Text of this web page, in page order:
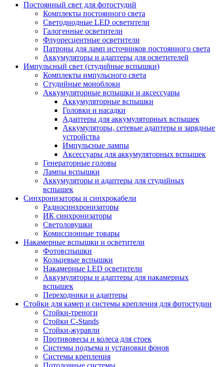
Постоянный свет для фотостудий
Комплекты постоянного света
Светодиодные LED осветители
Галогенные осветители
Флуоресцентные осветители
Патроны для ламп источников постоянного света
Аккумуляторы и адаптеры для осветителей
Импульсный свет (студийные вспышки)
Комплекты импульсного света
Студийные моноблоки
Аккумуляторные вспышки и аксессуары
Аккумуляторные вспышки
Головки и насадки
Адаптеры для аккумуляторных вспышек
Аккумуляторы, сетевые адаптеры и зарядные
устройства
Импульсные лампы
Аксессуары для аккумуляторных вспышек
Генераторные головы
Лампы вспышки
Аккумуляторы и адаптеры для студийных
вспышек
Синхронизаторы и синхрокабели
Радиосинхронизаторы
ИК синхронизаторы
Светоловушки
Комиссионные товары
Накамерные вспышки и осветители
Фотовспышки
Кольцевые вспышки
Накамерные LED осветители
Аккумуляторы и адаптеры для накамерных
вспышек
Переходники и адаптеры
Стойки для камер и системы крепления для фотостудии
Стойки-треноги
Стойки C-Stands
Стойки-журавли
Противовесы и колеса для стоек
Системы подъема и установки фонов
Системы крепления
Потолочные системы